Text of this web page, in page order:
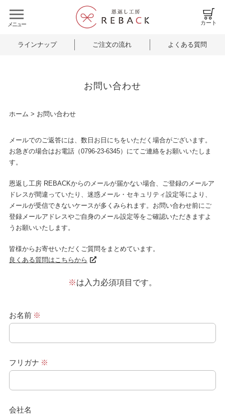
カート
ラインナップ ご注文の流れ よくある質問
お問い合わせ
ホーム > お問い合わせ
メールでのご返答には、数日お日にちをいただく場合がございます。
お急ぎの場合はお電話（0796-23-6345）にてご連絡をお願いいたしま
す。
恩返し工房 REBACKからのメールが届かない場合、ご登録のメールア
ドレスが間違っていたり、迷惑メール・セキュリティ設定等により、
メールが受信できないケースが多くみられます。お問い合わせ前にご
登録メールアドレスやご自身のメール設定等をご確認いただきますよ
うお願いいたします。
皆様からお寄せいただくご質問をまとめています。
良くある質問はこちらから
※は入力必須項目です。
お名前 ※
フリガナ ※
会社名